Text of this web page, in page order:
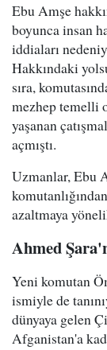
Ebu Amşe
boyunca insan
iddiaları
Hakkındaki
sıra,
mezhep temelli
yaşanan
açmıştı.
Uzmanlar, Ebu
azaltmaya
Ahmed
Yeni komutan
ismiyle de
dünyaya gelen
Afganistan'a